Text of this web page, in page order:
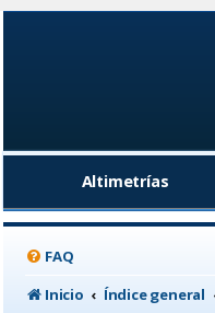
Altimetrías
FAQ
Inicio
Índice general